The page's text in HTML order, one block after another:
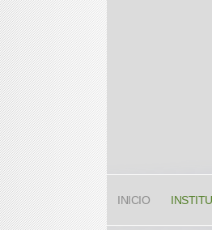
INICIO